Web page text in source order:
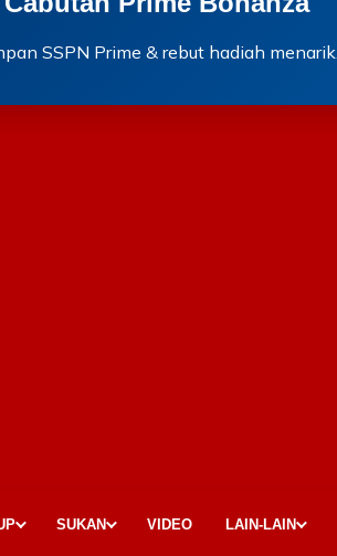
SSPN Prime & rebut hadiah menarik.
SUKAN VIDEO LAIN-LAIN